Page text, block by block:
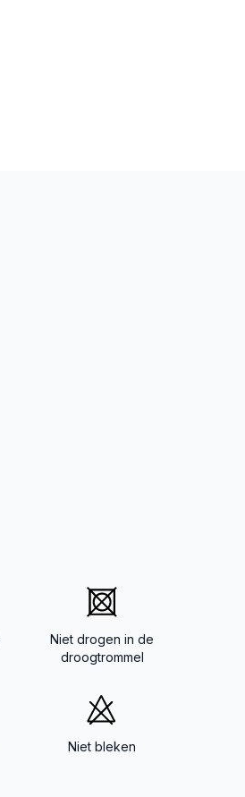
Niet drogen in de
droogtrommel
Niet bleken